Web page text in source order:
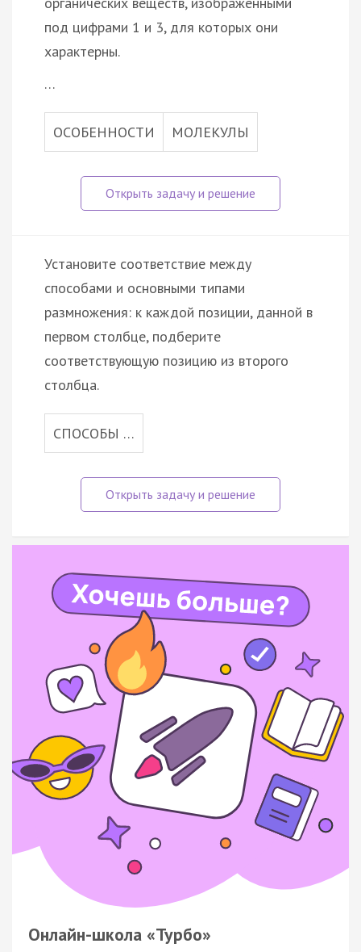
под цифрами 1 и 3, для которых они
характерны.
…
ОСОБЕННОСТИ МОЛЕКУЛЫ
Установите соответствие между
способами и основными типами
размножения: к каждой позиции, данной в
первом столбце, подберите
соответствующую позицию из второго
столбца.
СПОСОБЫ …
Онлайн-школа «Турбо»